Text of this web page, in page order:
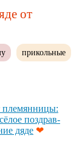
от
прикольные
поз­драв­
дя­де ❤